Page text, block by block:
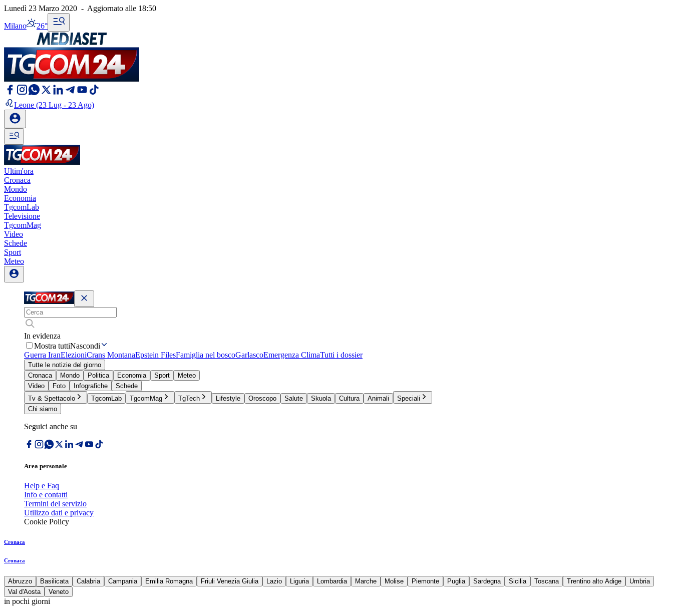
Lunedì 23 Marzo 2020 - Aggiornato alle 18:50
Milano 26°
Leone (23 Lug - 23 Ago)
Ultim'ora
Cronaca
Mondo
Economia
TgcomLab
Televisione
TgcomMag
Video
Schede
Sport
Meteo
In evidenza
Mostra tuttiNascondi
Guerra IranElezioniCrans MontanaEpstein FilesFamiglia nel boscoGarlascoEmergenza ClimaTutti i dossier
Tutte le notizie del giorno
Cronaca
Mondo Politica Economia Sport
Meteo
Video
Foto Infografiche
Schede
Tv & Spettacolo
TgcomLab TgcomMag TgTech Lifestyle Oroscopo Salute Skuola Cultura Animali
Speciali
Chi siamo
Seguici anche su
Area personale
Help e Faq
Info e contatti
Termini del servizio
Utilizzo dati e privacy
Cookie Policy
Cronaca
Cronaca
Abruzzo Basilicata Calabria Campania Emilia Romagna Friuli Venezia Giulia Lazio Liguria Lombardia Marche Molise Piemonte Puglia Sardegna Sicilia Toscana Trentino alto Adige
Umbria
Val d'Aosta
Veneto
in pochi giorni